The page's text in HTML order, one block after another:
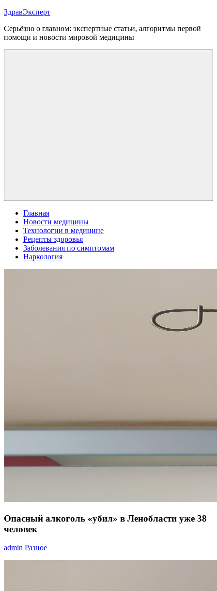
Перейти
содержимому
ЗдравЭксперт
Серьёзно о главном: экспертные статьи, алгоритмы первой
помощи и новости мировой медицины
Главная
Новости медицины
Технологии в медицине
Рецепты здоровья
Заболевания по симптомам
Наркология
Опасный алкоголь «убил» в Ленобласти уже 38
человек
admin Разное